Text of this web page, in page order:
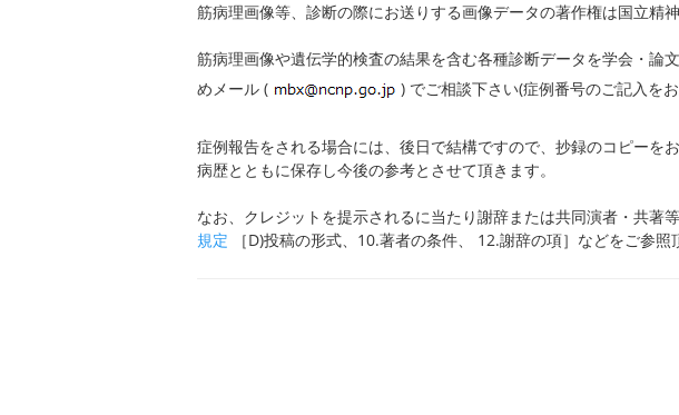
筋病理画像等、診断の際にお送りする画像データの著作権は国立精
筋病理画像や遺伝学的検査の結果を含む各種診断データを学会・論
めメール (
) でご相談下さい(症例番号のご記入をお
症例報告をされる場合には、後日で結構ですので、抄録のコピーを
病歴とともに保存し今後の参考とさせて頂きます。
なお、クレジットを提示されるに当たり謝辞または共同演者・共著
規定 ［D)投稿の形式、10.著者の条件、 12.謝辞の項］などをご参照